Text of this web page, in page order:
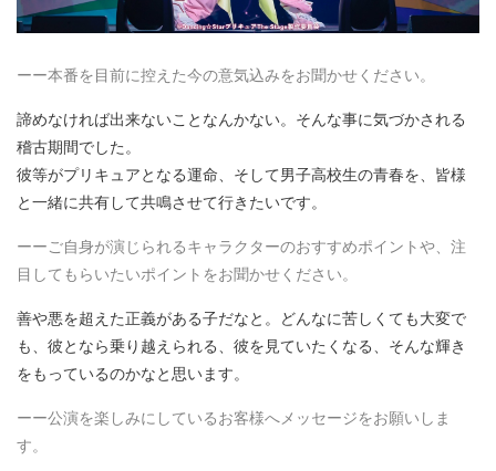
ーー本番を目前に控えた今の意気込みをお聞かせください。
諦めなければ出来ないことなんかない。そんな事に気づかされる
稽古期間でした。
彼等がプリキュアとなる運命、そして男子高校生の青春を、皆様
と一緒に共有して共鳴させて行きたいです。
ーーご自身が演じられるキャラクターのおすすめポイントや、注
目してもらいたいポイントをお聞かせください。
善や悪を超えた正義がある子だなと。どんなに苦しくても大変で
も、彼となら乗り越えられる、彼を見ていたくなる、そんな輝き
をもっているのかなと思います。
ーー公演を楽しみにしているお客様へメッセージをお願いしま
す。